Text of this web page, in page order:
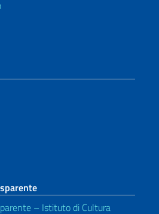
– Istituto di Cultura